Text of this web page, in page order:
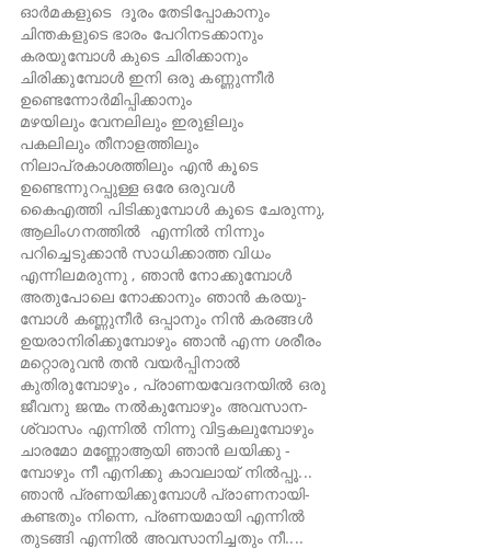
ഓർമകളുടെ ദൂരം തേടിപ്പോകാനും
ചിന്തകളുടെ ഭാരം പേറിനടക്കാനും
കരയുമ്പോൾ കുടെ ചിരിക്കാനും
ചിരിക്കുമ്പോൾ ഇനി ഒരു കണ്ണുന്നീർ
ഉണ്ടെന്നോർമിപ്പിക്കാനും
മഴയിലും വേനലിലും ഇരുളിലും
പകലിലും തീനാളത്തിലും
നിലാപ്രകാശത്തിലും എൻ കൂടെ
ഉണ്ടെന്നുറപ്പുള്ള ഒരേ ഒരുവൾ
കൈഎത്തി പിടിക്കുമ്പോൾ കൂടെ ചേരുന്നു,
ആലിംഗനത്തിൽ എന്നിൽ നിന്നും
പറിച്ചെടുക്കാൻ സാധിക്കാത്ത വിധം
എന്നിലമരുന്നു , ഞാൻ നോക്കുമ്പോൾ
അതുപോലെ നോക്കാനും ഞാൻ കരയു-
മ്പോൾ കണ്ണുനീർ ഒപ്പാനും നിൻ കരങ്ങൾ
ഉയരാനിരിക്കുമ്പോഴും ഞാൻ എന്ന ശരീരം
മറ്റൊരുവൻ തൻ വയർപ്പിനാൽ
കുതിരുമ്പോഴും , പ്രാണയവേദനയിൽ ഒരു
ജീവനു ജന്മം നൽകുമ്പോഴും അവസാന-
ശ്വാസം എന്നിൽ നിന്നു വിട്ടകലുമ്പോഴും
ചാരമോ മണ്ണോആയി ഞാൻ ലയിക്കു -
മ്പോഴും നീ എനിക്കു കാവലായ് നിൽപ്പൂ...
ഞാൻ പ്രണയിക്കുമ്പോൾ പ്രാണനായി-
കണ്ടതും നിന്നെ, പ്രണയമായി എന്നിൽ
തുടങ്ങി എന്നിൽ അവസാനിച്ചതും നീ....